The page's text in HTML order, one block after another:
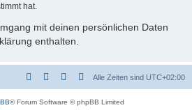
hat.
mit deinen persönlichen Daten
enthalten.
Alle Zeiten sind UTC+02:00
® Forum Software © phpBB Limited